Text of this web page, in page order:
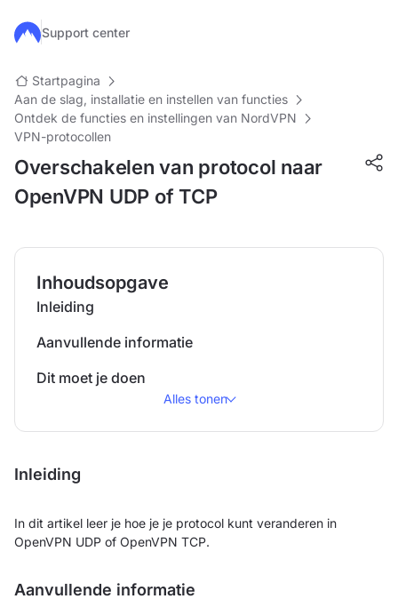
Ga naar de hoofdinhoud
Support center
Startpagina
Aan de slag, installatie en instellen van functies
Ontdek de functies en instellingen van NordVPN
VPN-protocollen
Overschakelen van protocol naar
OpenVPN UDP of TCP
Inhoudsopgave
Inleiding
Aanvullende informatie
Dit moet je doen
Alles tonen
Inleiding
In dit artikel leer je hoe je je protocol kunt veranderen in
OpenVPN UDP of OpenVPN TCP.
Aanvullende informatie